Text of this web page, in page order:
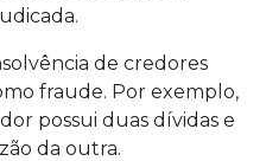
de credores
fraude. Por exemplo,
possui duas dívidas e
da outra.